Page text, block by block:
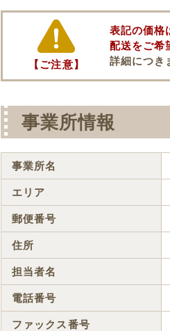
【ご注意】
表記の価格
配送をご希
詳細につき
事業所情報
事業所名
エリア
郵便番号
住所
担当者名
電話番号
ファックス番号